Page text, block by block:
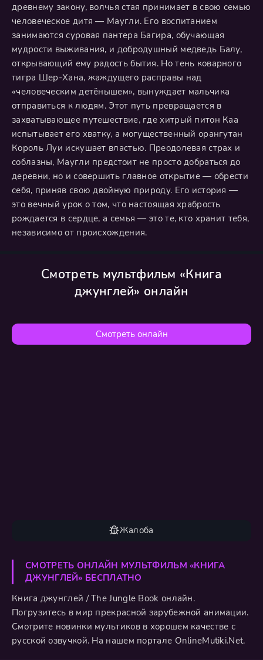
древнему закону, волчья стая принимает в свою семью
человеческое дитя — Маугли. Его воспитанием
занимаются суровая пантера Багира, обучающая
мудрости выживания, и добродушный медведь Балу,
открывающий ему радость бытия. Но тень коварного
тигра Шер-Хана, жаждущего расправы над
«человеческим детёнышем», вынуждает мальчика
отправиться к людям. Этот путь превращается в
захватывающее путешествие, где хитрый питон Каа
испытывает его хватку, а могущественный орангутан
Король Луи искушает властью. Преодолевая страх и
соблазны, Маугли предстоит не просто добраться до
деревни, но и совершить главное открытие — обрести
себя, приняв свою двойную природу. Его история —
это вечный урок о том, что настоящая храбрость
рождается в сердце, а семья — это те, кто хранит тебя,
независимо от происхождения.
Смотреть мультфильм «Книга
джунглей» онлайн
Смотреть онлайн
Жалоба
СМОТРЕТЬ ОНЛАЙН МУЛЬТФИЛЬМ «КНИГА
ДЖУНГЛЕЙ» БЕСПЛАТНО
Книга джунглей / The Jungle Book онлайн.
Погрузитесь в мир прекрасной зарубежной анимации.
Смотрите новинки мультиков в хорошем качестве с
русской озвучкой. На нашем портале OnlineMutiki.Net.